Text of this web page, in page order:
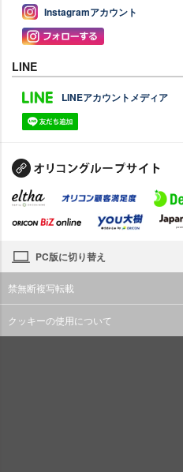
Instagramアカウント
LINE
LINEアカウントメディア
PC版に切り替え
禁無断複写転載
クッキーの使用について